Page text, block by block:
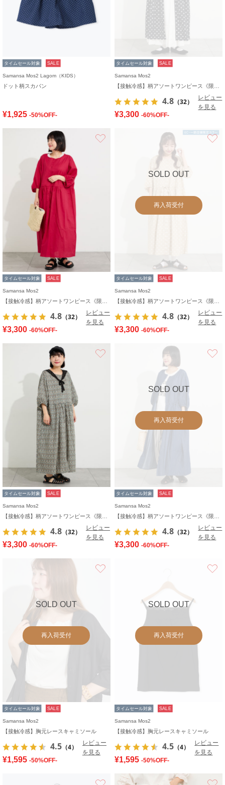
タイムセール対象 SALE
Samansa Mos2 Lagom（KIDS）
ドット柄スカパン
¥1,925 -50%OFF-
タイムセール対象 SALE
Samansa Mos2
4.8 （32）
レビュー
を見る
¥3,300 -60%OFF-
タイムセール対象 SALE
Samansa Mos2
4.8 （32）
レビュー
を見る
¥3,300 -60%OFF-
SOLD OUT
再入荷受付
タイムセール対象 SALE
Samansa Mos2
4.8 （32）
レビュー
を見る
¥3,300 -60%OFF-
タイムセール対象 SALE
Samansa Mos2
4.8 （32）
レビュー
を見る
¥3,300 -60%OFF-
SOLD OUT
再入荷受付
タイムセール対象 SALE
Samansa Mos2
4.8 （32）
レビュー
を見る
¥3,300 -60%OFF-
SOLD OUT
再入荷受付
タイムセール対象 SALE
Samansa Mos2
【接触冷感】胸元レースキャミソール
4.5 （4）
レビュー
を見る
¥1,595 -50%OFF-
SOLD OUT
再入荷受付
タイムセール対象 SALE
Samansa Mos2
【接触冷感】胸元レースキャミソール
4.5 （4）
レビュー
を見る
¥1,595 -50%OFF-
お気に入り